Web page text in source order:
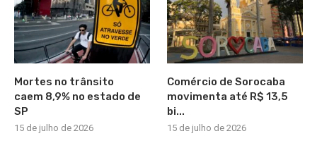
Mortes no trânsito
caem 8,9% no estado de
SP
15 de julho de 2026
Comércio de Sorocaba
movimenta até R$ 13,5
bi...
15 de julho de 2026